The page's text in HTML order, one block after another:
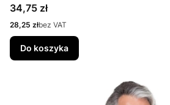
Cena
34,75 zł
Cena
28,25 złbez VAT
Do koszyka